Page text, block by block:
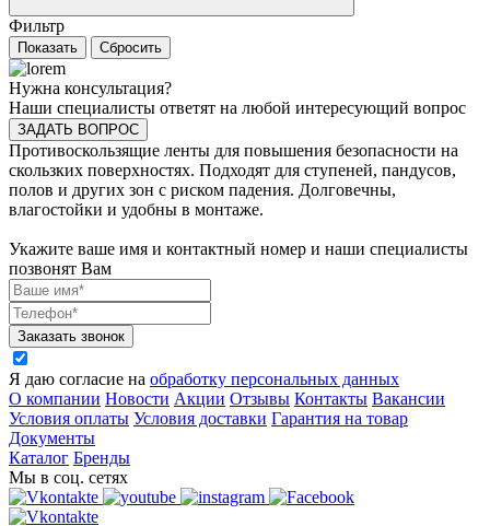
Фильтр
Нужна консультация?
Наши специалисты ответят на любой интересующий вопрос
ЗАДАТЬ ВОПРОС
Противоскользящие ленты для повышения безопасности на
скользких поверхностях. Подходят для ступеней, пандусов,
полов и других зон с риском падения. Долговечны,
влагостойки и удобны в монтаже.
Укажите ваше имя и контактный номер и наши специалисты
позвонят Вам
Заказать звонок
Я даю согласие на обработку персональных данных
О компании Новости Акции Отзывы Контакты Вакансии
Условия оплаты Условия доставки Гарантия на товар
Документы
Каталог Бренды
Мы в соц. сетях